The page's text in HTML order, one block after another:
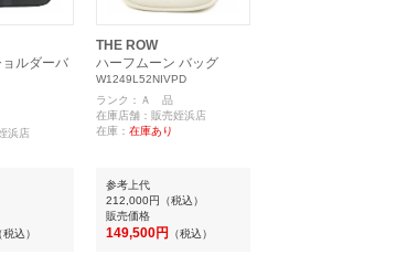
ルダーバ
浜店
税込）
THE ROW
ハーフムーン バッグ
W1249L52NIVPD
ランク：Ａ 品
在庫店舗：販売姪浜店
在庫： 在庫あり
参考上代
212,000円 （税込）
販売価格
149,500円 （税込）